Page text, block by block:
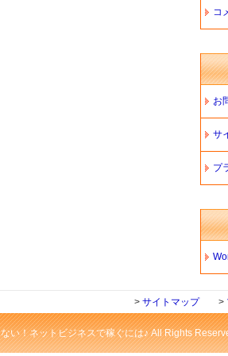
コ
お
サ
プ
> サイトマップ >
い！ネットビジネスで稼ぐには♪ All Rights